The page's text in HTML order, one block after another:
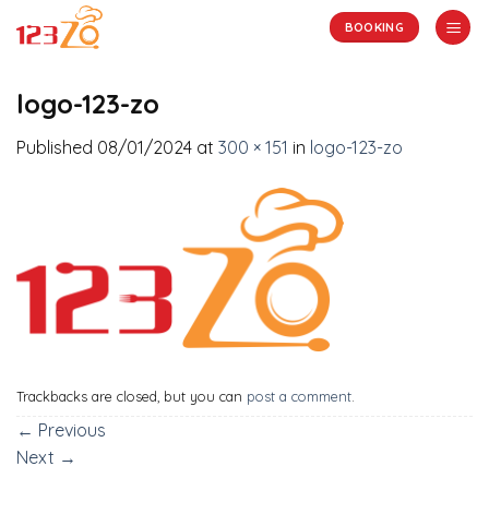
BOOKING
logo-123-zo
Published 08/01/2024 at 300 × 151 in logo-123-zo
Trackbacks are closed, but you can post a comment.
← Previous
Next →